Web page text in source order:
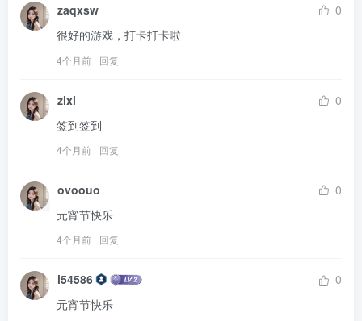
zaqxsw
0
很好的游戏，打卡打卡啦
4个月前 回复
zixi
0
签到签到
4个月前 回复
ovoouo
0
元宵节快乐
4个月前 回复
l54586
0
元宵节快乐